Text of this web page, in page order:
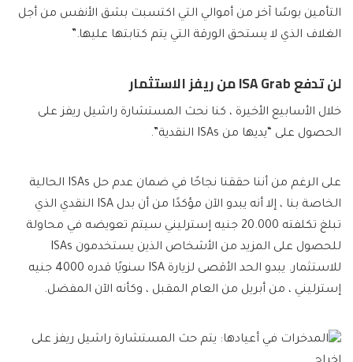
التأمين بوسًا آخر من أموالي التي اكتسبت بشق الأنفس من أجل
الغلاف الذي لا يستحق الورقة التي يتم كتابتها عليها.”
لن تدفع ISA Grab من ريفز الاستثمار
خلال الأسابيع الأخيرة ، كنا نحث المستشارة راشيل ريفز على
الحصول على “يديها من ISAs النقدية”.
على الرغم من أننا حققنا نجاحًا في ضمان عدم حل ISAs الحالية
الخاصة بنا ، إلا أنه يبدو الآن مؤكدًا من أن بدل ISA النقدي الذي
تبلغ تكلفته 20.000 جنيه إسترليني سيتم تعويضه في محاولة
للحصول على المزيد من الأشخاص الذين يستخدمون ISAs
للاستثمار. يبدو الحد الأقصى لزيارة ISA سنويًا قدره 4000 جنيه
إسترليني ، من أبريل من العام المقبل ، وكأنه الآن المفضل.